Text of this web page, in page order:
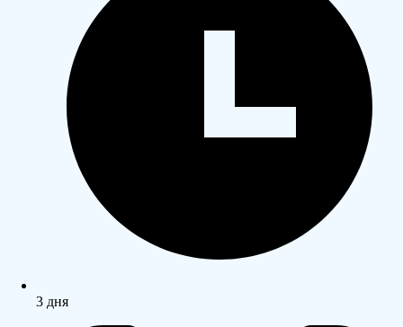
3 дня